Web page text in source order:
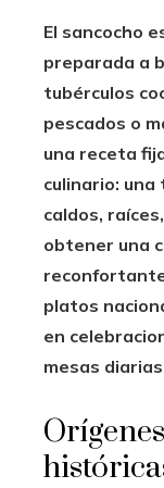
El sancocho
preparada a
tubérculos
pescados o
una receta
culinario: una
caldos,
obtener una
platos
en
mesas